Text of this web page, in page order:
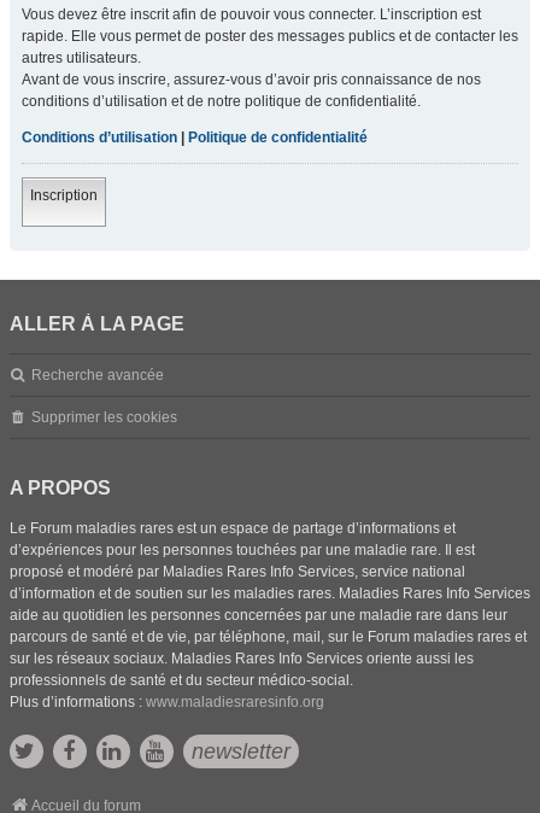
Vous devez être inscrit afin de pouvoir vous connecter. L’inscription est
rapide. Elle vous permet de poster des messages publics et de contacter les
autres utilisateurs.
Avant de vous inscrire, assurez-vous d’avoir pris connaissance de nos
conditions d’utilisation et de notre politique de confidentialité.
Conditions d’utilisation Politique de confidentialité
Inscription
ALLER À LA PAGE
Recherche avancée
Supprimer les cookies
A PROPOS
Le Forum maladies rares est un espace de partage d’informations et
d’expériences pour les personnes touchées par une maladie rare. Il est
proposé et modéré par Maladies Rares Info Services, service national
d’information et de soutien sur les maladies rares. Maladies Rares Info Services
aide au quotidien les personnes concernées par une maladie rare dans leur
parcours de santé et de vie, par téléphone, mail, sur le Forum maladies rares et
sur les réseaux sociaux. Maladies Rares Info Services oriente aussi les
professionnels de santé et du secteur médico-social.
Plus d’informations : www.maladiesraresinfo.org
newsletter
Accueil du forum